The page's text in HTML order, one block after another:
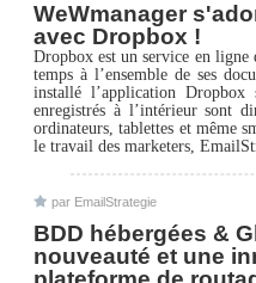
WeWmanager
avec Dropbox !
Dropbox est un service en ligne
temps à l’ensemble de ses
installé l’application
enregistrés à l’intérieur sont
ordinateurs, tablettes et même
le travail des marketers,
par EmailStrategie
BDD hébergées &
nouveauté et une